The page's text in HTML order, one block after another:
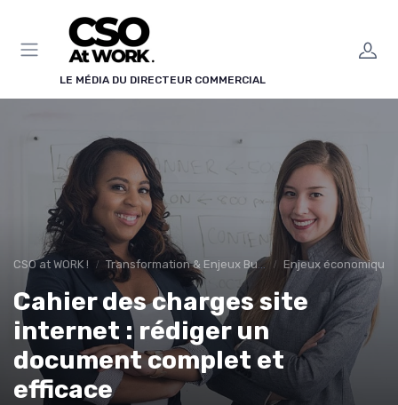
LE MÉDIA DU DIRECTEUR COMMERCIAL
CSO at WORK ! Transformation & Enjeux Business Enjeux
Cahier des charges site
internet : rédiger un
document complet et
efficace